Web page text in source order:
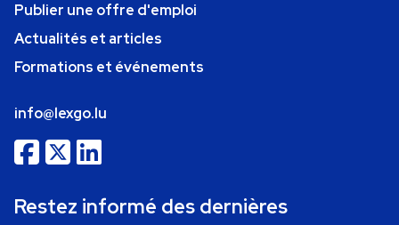
Publier une offre d'emploi
Actualités et articles
Formations et événements
info@lexgo.lu
Restez informé des dernières